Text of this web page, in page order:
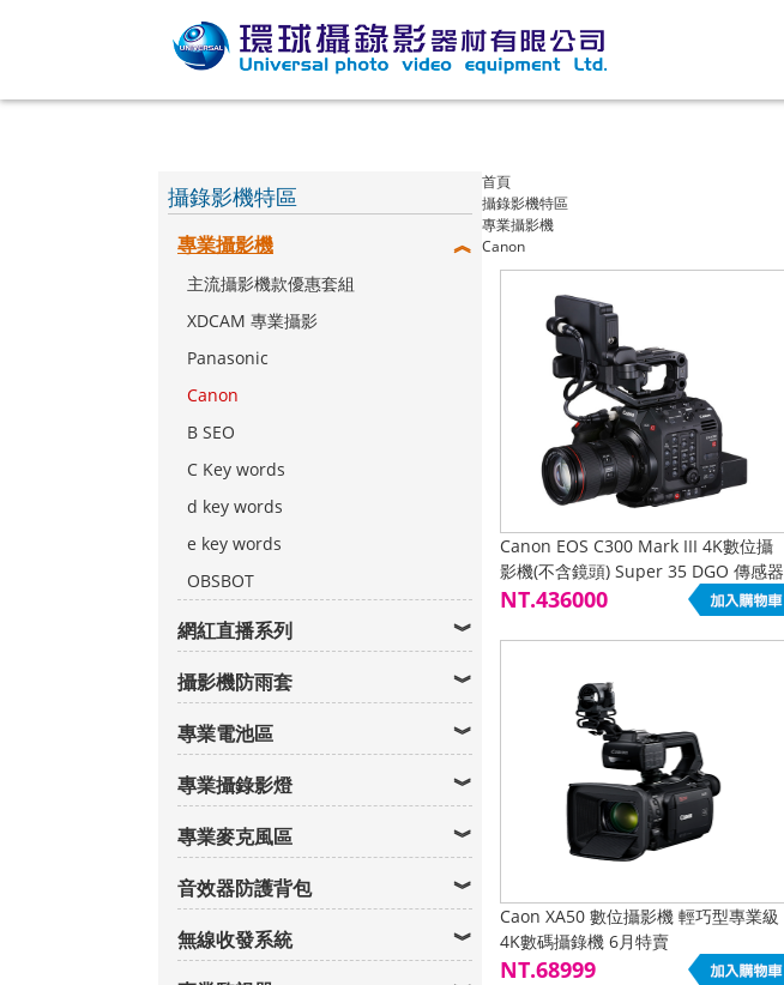
攝錄影機特區
專業攝影機
主流攝影機款優惠套組
XDCAM 專業攝影
Panasonic
Canon
B SEO
C Key words
d key words
e key words
OBSBOT
網紅直播系列
攝影機防雨套
專業電池區
專業攝錄影燈
專業麥克風區
音效器防護背包
無線收發系統
首頁
攝錄影機特區
專業攝影機
Canon
Canon EOS C300 Mark III 4K數位攝
影機(不含鏡頭) Super 35 DGO 傳感器
C300 三代 專業電影機
NT.436000
Caon XA50 數位攝影機 輕巧型專業級
4K數碼攝錄機 6月特賣
NT.68999